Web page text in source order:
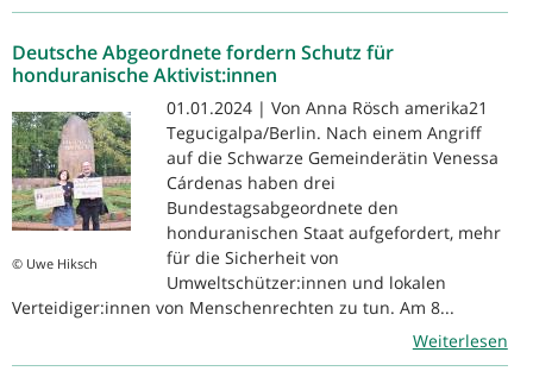
Deutsche Abgeordnete fordern Schutz für
honduranische Aktivist:innen
© Uwe Hiksch
01.01.2024 | Von Anna Rösch amerika21
Tegucigalpa/Berlin. Nach einem Angriff
auf die Schwarze Gemeinderätin Venessa
Cárdenas haben drei
Bundestagsabgeordnete den
honduranischen Staat aufgefordert, mehr
für die Sicherheit von
Umweltschützer:innen und lokalen
Verteidiger:innen von Menschenrechten zu tun. Am 8...
Weiterlesen